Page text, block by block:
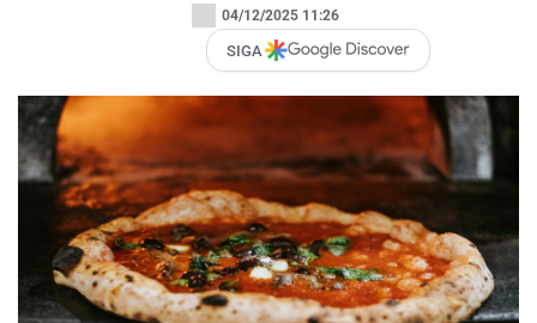
04/12/2025 11:26
SIGA